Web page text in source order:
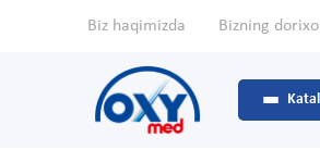
Biz haqimizda Bizning